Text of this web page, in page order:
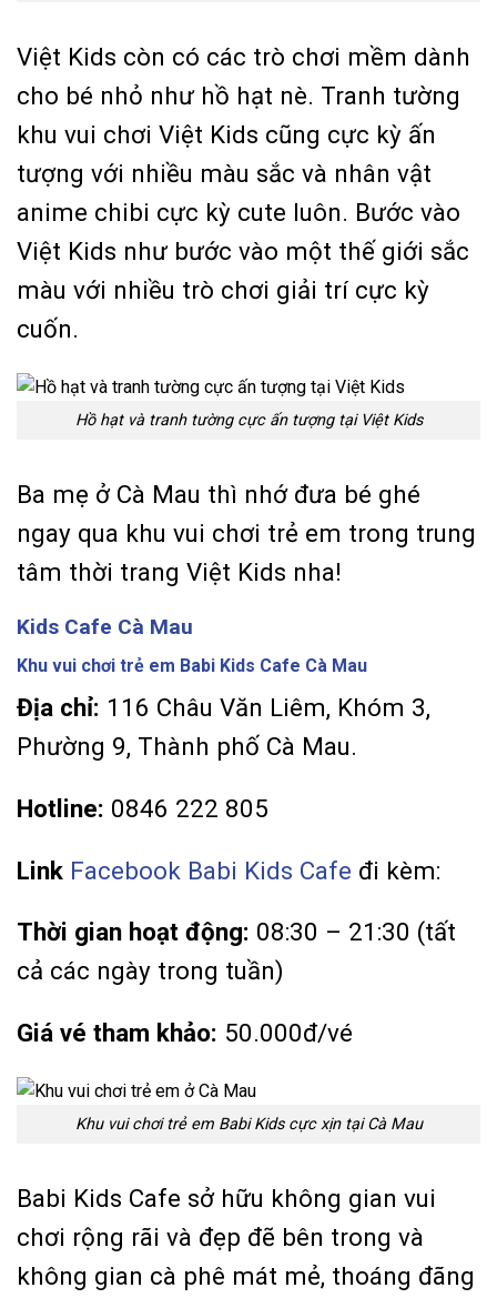
Việt Kids còn có các trò chơi mềm dành
cho bé nhỏ như hồ hạt nè. Tranh tường
khu vui chơi Việt Kids cũng cực kỳ ấn
tượng với nhiều màu sắc và nhân vật
anime chibi cực kỳ cute luôn. Bước vào
Việt Kids như bước vào một thế giới sắc
màu với nhiều trò chơi giải trí cực kỳ
cuốn.
Hồ hạt và tranh tường cực ấn tượng tại Việt Kids
Ba mẹ ở Cà Mau thì nhớ đưa bé ghé
ngay qua khu vui chơi trẻ em trong trung
tâm thời trang Việt Kids nha!
Kids Cafe Cà Mau
Khu vui chơi trẻ em Babi Kids Cafe Cà Mau
Địa chỉ: 116 Châu Văn Liêm, Khóm 3,
Phường 9, Thành phố Cà Mau.
Hotline: 0846 222 805
Link Facebook Babi Kids Cafe đi kèm:
Thời gian hoạt động: 08:30 – 21:30 (tất
cả các ngày trong tuần)
Giá vé tham khảo: 50.000đ/vé
Khu vui chơi trẻ em Babi Kids cực xịn tại Cà Mau
Babi Kids Cafe sở hữu không gian vui
chơi rộng rãi và đẹp đẽ bên trong và
không gian cà phê mát mẻ, thoáng đãng